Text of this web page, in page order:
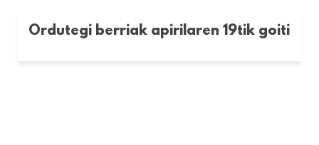
Ordutegi berriak apirilaren 19tik goiti